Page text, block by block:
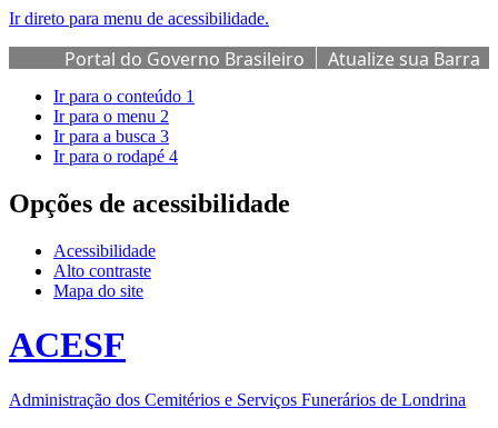
Ir direto para menu de acessibilidade.
Portal do Governo Brasileiro
Atualize sua Barra
de Governo
Ir para o conteúdo 1
Ir para o menu 2
Ir para a busca 3
Ir para o rodapé 4
Opções de acessibilidade
Acessibilidade
Alto contraste
Mapa do site
ACESF
Administração dos Cemitérios e Serviços Funerários de Londrina